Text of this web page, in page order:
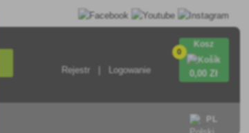
Rejestr Logowanie
0
Kosz
0,00 Zł
PL